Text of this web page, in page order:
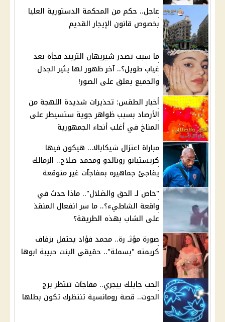
عاجل.. حكم من المحكمة الدستورية العليا
بخصوص قانون الإيجار القديم
ما سبب تصدر شيريهان التريند فجأة بعد
غياب طويل؟.. آخر ظهور لها يثير الجدل
والجميع يعلق على الصور!
أخبار الطقس: تحذيرات شديدة اللهجة من
الأرصاد بسبب ظواهر جوية ستسيطر على
المناخ في أغلب أنحاء الجمهورية
مباراة اعتزال شيكابالا… هيكون فيها
كريستيانو رونالدو ومحمد صلاح.. الزمالك
يفاجئ جماهيره بمفاجآت غير متوقعة
"خاص لـ الحق والضلال".. ماذا حدث في
واقعة الشاطيء؟.. ما سر انفعال المنقذ
على الشاب بهذه الطريقة؟
صورة مؤثـ رة.. محمد فؤاد يحتفل بزفاف
كريمته "بسملة".. حقيقي البنت حبيبة ابوها
الحب جايلك بيجري.. مفاجآت تنتظر برج
الحوت.. قصة رومانسية تنتظرك تكون بطلها